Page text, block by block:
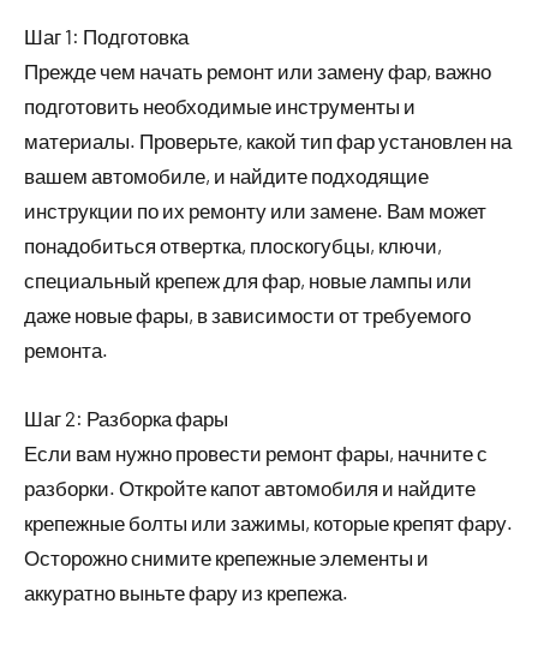
Шаг 1: Подготовка
Прежде чем начать ремонт или замену фар, важно
подготовить необходимые инструменты и
материалы. Проверьте, какой тип фар установлен на
вашем автомобиле, и найдите подходящие
инструкции по их ремонту или замене. Вам может
понадобиться отвертка, плоскогубцы, ключи,
специальный крепеж для фар, новые лампы или
даже новые фары, в зависимости от требуемого
ремонта.
Шаг 2: Разборка фары
Если вам нужно провести ремонт фары, начните с
разборки. Откройте капот автомобиля и найдите
крепежные болты или зажимы, которые крепят фару.
Осторожно снимите крепежные элементы и
аккуратно выньте фару из крепежа.